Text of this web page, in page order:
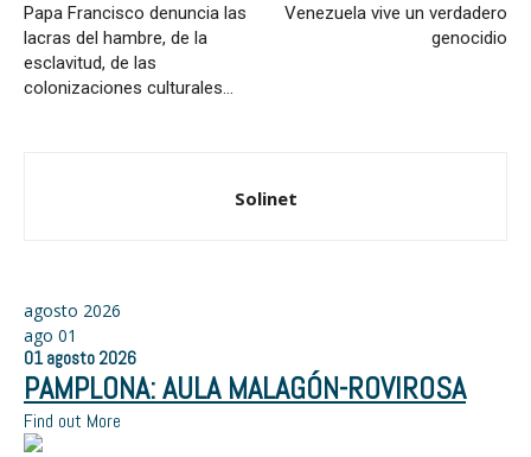
Papa Francisco denuncia las
lacras del hambre, de la
esclavitud, de las
colonizaciones culturales…
Venezuela vive un verdadero
genocidio
Solinet
agosto 2026
ago 01
01 agosto 2026
PAMPLONA: AULA MALAGÓN-ROVIROSA
Find out More